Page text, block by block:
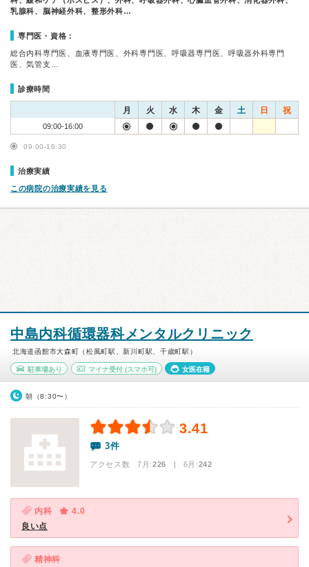
乳腺科、脳神経外科、整形外科…
専門医・資格：
総合内科専門医、血液専門医、外科専門医、呼吸器専門医、呼吸器外科専門
医、気管支…
診療時間
月 火 水 木 金 土 日 祝
09:00-16:00
09:00-16:30
治療実績
この病院の治療実績を見る
中島内科循環器科メンタルクリニック
北海道函館市大森町（松風町駅、新川町駅、千歳町駅）
駐車場あり マイナ受付(スマホ可) 女医在籍
朝（8:30〜）
3.41
3件
アクセス数 7月:226 | 6月:242
内科
4.0
良い点
精神科